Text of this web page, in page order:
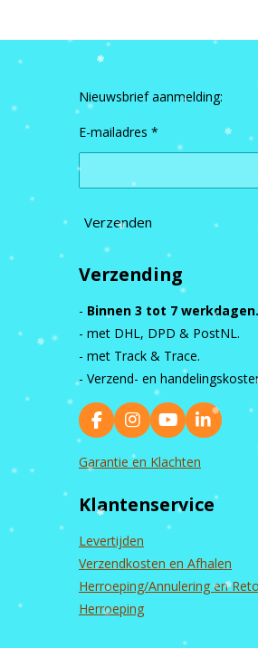
Nieuwsbrief aanmelding:
E-mailadres *
Verzenden
Verzending
- Binnen 3 tot 7 werkdagen.
- met DHL, DPD & PostNL.
- met Track & Trace.
- Verzend- en
F
a
c
o
k
I
n
s
g
a
m
Y
o
u
b
e
L
i
d
Garantie en Klachten
Klantenservice
Levertijden
Verzendkosten en Afhalen
Herroeping/Annulering en
Herroeping